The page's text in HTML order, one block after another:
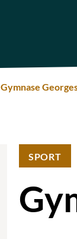
Gymnase
SPORT